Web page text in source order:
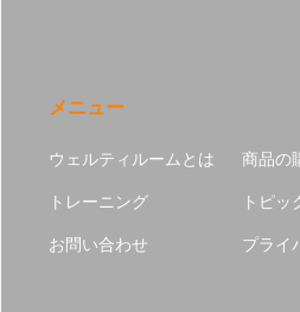
メニュー
ウェルティルームとは 商品の
トレーニング トピッ
お問い合わせ プライ